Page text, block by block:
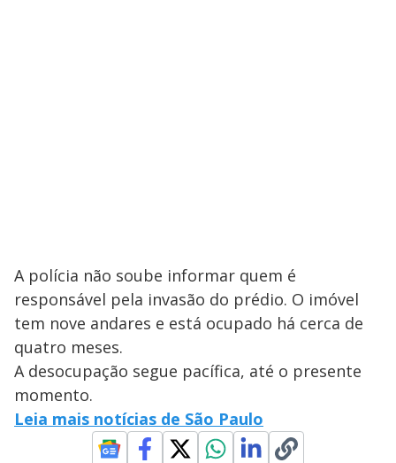
A polícia não soube informar quem é
responsável pela invasão do prédio. O imóvel
tem nove andares e está ocupado há cerca de
quatro meses.
A desocupação segue pacífica, até o presente
momento.
Leia mais notícias de São Paulo